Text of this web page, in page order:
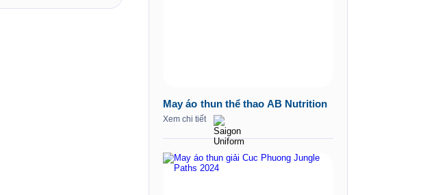
May áo thun thể thao AB Nutrition
Xem chi tiết